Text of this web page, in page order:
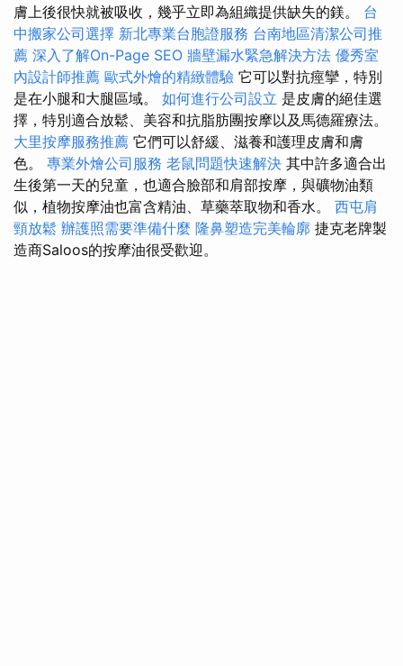
膚上後很快就被吸收，幾乎立即為組織提供缺失的鎂。 台
中搬家公司選擇 新北專業台胞證服務 台南地區清潔公司推
薦 深入了解On-Page SEO 牆壁漏水緊急解決方法 優秀室
內設計師推薦 歐式外燴的精緻體驗 它可以對抗痙攣，特別
是在小腿和大腿區域。 如何進行公司設立 是皮膚的絕佳選
擇，特別適合放鬆、美容和抗脂肪團按摩以及馬德羅療法。
大里按摩服務推薦 它們可以舒緩、滋養和護理皮膚和膚
色。 專業外燴公司服務 老鼠問題快速解決 其中許多適合出
生後第一天的兒童，也適合臉部和肩部按摩，與礦物油類
似，植物按摩油也富含精油、草藥萃取物和香水。 西屯肩
頸放鬆 辦護照需要準備什麼 隆鼻塑造完美輪廓 捷克老牌製
造商Saloos的按摩油很受歡迎。